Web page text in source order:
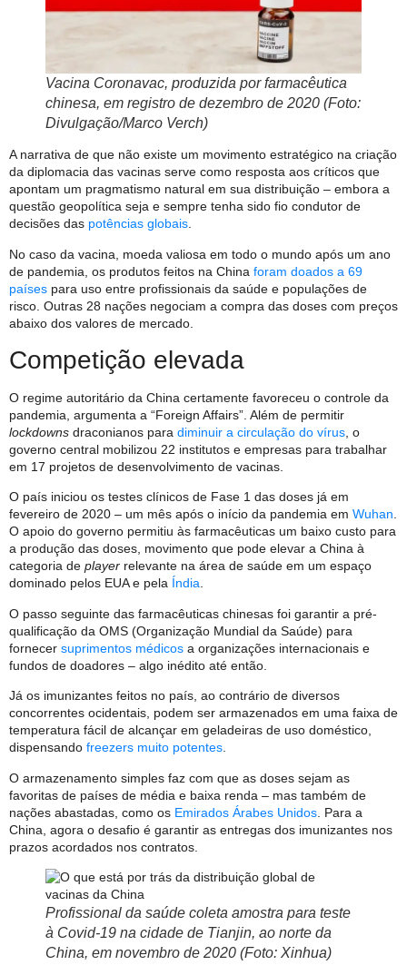
Vacina Coronavac, produzida por farmacêutica
chinesa, em registro de dezembro de 2020 (Foto:
Divulgação/Marco Verch)
A narrativa de que não existe um movimento estratégico na criação
da diplomacia das vacinas serve como resposta aos críticos que
apontam um pragmatismo natural em sua distribuição – embora a
questão geopolítica seja e sempre tenha sido fio condutor de
decisões das potências globais
No caso da vacina, moeda valiosa em todo o mundo após um ano
de pandemia, os produtos feitos na China foram doados a 69
países para uso entre profissionais da saúde e populações de
risco. Outras 28 nações negociam a compra das doses com preços
abaixo dos valores de mercado.
Competição elevada
O regime autoritário da China certamente favoreceu o controle da
pandemia, argumenta a “Foreign Affairs”. Além de permitir
lockdowns draconianos para diminuir a circulação do vírus , o
governo central mobilizou 22 institutos e empresas para trabalhar
em 17 projetos de desenvolvimento de vacinas.
O país iniciou os testes clínicos de Fase 1 das doses já em
fevereiro de 2020 – um mês após o início da pandemia em Wuhan.
O apoio do governo permitiu às farmacêuticas um baixo custo para
a produção das doses, movimento que pode elevar a China à
categoria de player relevante na área de saúde em um espaço
dominado pelos EUA e pela Índia.
O passo seguinte das farmacêuticas chinesas foi garantir a pré-
qualificação da OMS (Organização Mundial da Saúde) para
fornecer suprimentos médicos a organizações internacionais e
fundos de doadores – algo inédito até então.
Já os imunizantes feitos no país, ao contrário de diversos
concorrentes ocidentais, podem ser armazenados em uma faixa de
temperatura fácil de alcançar em geladeiras de uso doméstico,
dispensando freezers muito potentes
O armazenamento simples faz com que as doses sejam as
favoritas de países de média e baixa renda – mas também de
nações abastadas, como os Emirados Árabes Unidos . Para a
China, agora o desafio é garantir as entregas dos imunizantes nos
prazos acordados nos contratos.
Profissional da saúde coleta amostra para teste
à Covid-19 na cidade de Tianjin, ao norte da
China, em novembro de 2020 (Foto: Xinhua)